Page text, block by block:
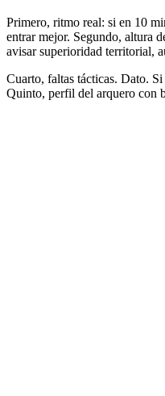
Primero, ritmo real: si en 10
entrar mejor. Segundo, altura
avisar superioridad territorial,
Cuarto, faltas tácticas. Dato.
Quinto, perfil del arquero con